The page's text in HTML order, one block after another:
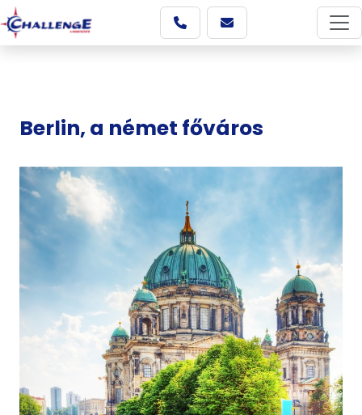
Berlin, a német főváros
Képgaléria